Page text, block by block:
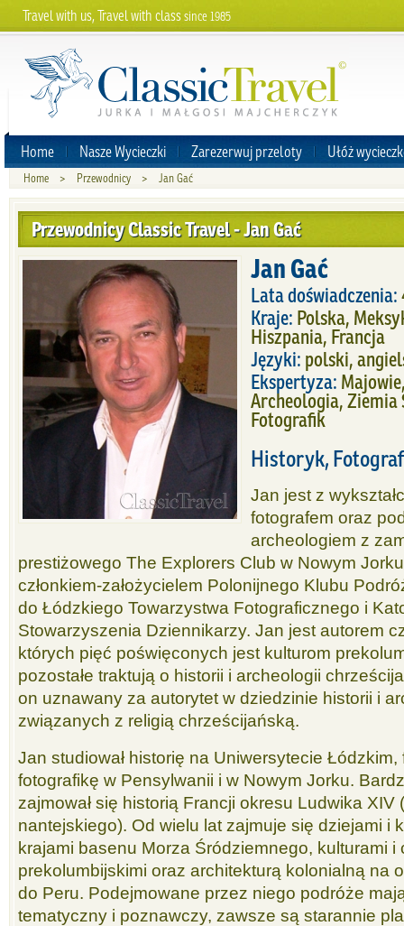
Travel with us, Travel with classsince 1985
Home Nasze Wycieczki Zarezerwuj przeloty Ułóż
Home > Przewodnicy > Jan Gać
Przewodnicy Classic Travel - Jan Gać
Jan Gać
Lata doświadczenia:
Kraje: Polska,
Hiszpania, Francja
Języki: polski,
Ekspertyza:
Archeologia,
Fotografik
Historyk,
Jan jest z
fotografem oraz
archeologiem z
prestiżowego The Explorers Club w Nowym
członkiem-założycielem Polonijnego Klubu
do Łódzkiego Towarzystwa Fotograficznego i
Stowarzyszenia Dziennikarzy. Jan jest autorem
których pięć poświęconych jest kulturom
pozostałe traktują o historii i archeologii
on uznawany za autorytet w dziedzinie historii i
związanych z religią chrześcijańską.
Jan studiował historię na Uniwersytecie
fotografikę w Pensylwanii i w Nowym Jorku.
zajmował się historią Francji okresu Ludwika XIV
nantejskiego). Od wielu lat zajmuje się dziejami i
krajami basenu Morza Śródziemnego, kulturami i
prekolumbijskimi oraz architekturą kolonialną na
do Peru. Podejmowane przez niego podróże
tematyczny i poznawczy, zawsze są starannie